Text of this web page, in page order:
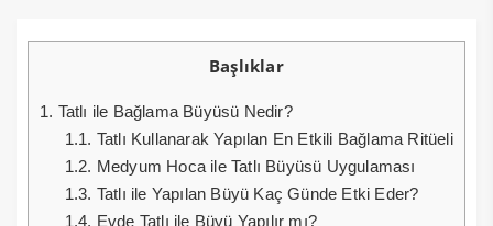
Başlıklar
1. Tatlı ile Bağlama Büyüsü Nedir?
1.1. Tatlı Kullanarak Yapılan En Etkili Bağlama Ritüeli
1.2. Medyum Hoca ile Tatlı Büyüsü Uygulaması
1.3. Tatlı ile Yapılan Büyü Kaç Günde Etki Eder?
1.4. Evde Tatlı ile Büyü Yapılır mı?